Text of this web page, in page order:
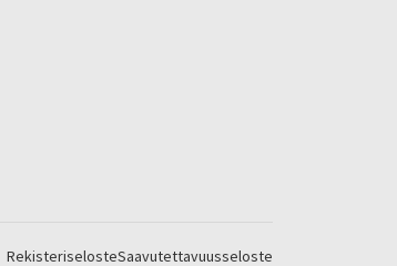
RekisteriselosteSaavutettavuusseloste